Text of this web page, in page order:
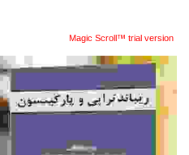
Magic Scroll™ trial version